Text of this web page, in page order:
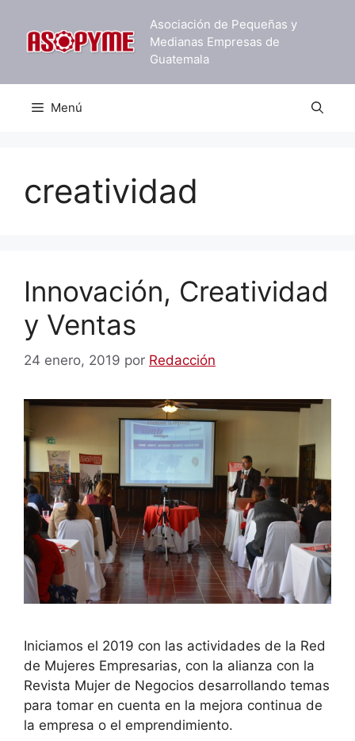
contenido
Asociación de Pequeñas y
Medianas Empresas de
Guatemala
Menú
creatividad
Innovación, Creatividad
y Ventas
24 enero, 2019 por Redacción
Iniciamos el 2019 con las actividades de la Red
de Mujeres Empresarias, con la alianza con la
Revista Mujer de Negocios desarrollando temas
para tomar en cuenta en la mejora continua de
la empresa o el emprendimiento.